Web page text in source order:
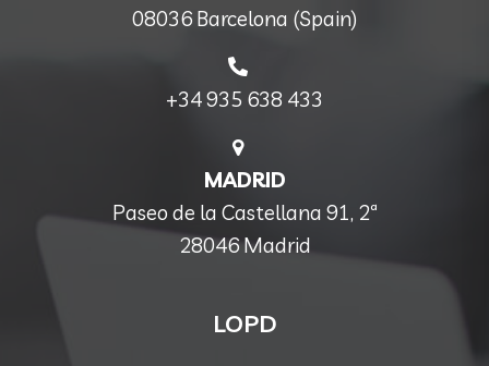
08036 Barcelona (Spain)
+34 935 638 433
MADRID
Paseo de la Castellana 91, 2ª
28046 Madrid
LOPD